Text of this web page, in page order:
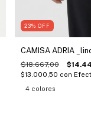
23% OFF
CAMISA ADRIA
$18.667,00
$13.000,50 con
4 colores